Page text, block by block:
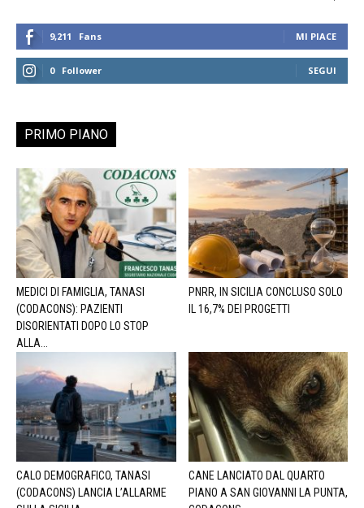
9,211 Fans MI PIACE
0 Follower SEGUI
PRIMO PIANO
MEDICI DI FAMIGLIA, TANASI
(CODACONS): PAZIENTI
DISORIENTATI DOPO LO STOP
ALLA...
PNRR, IN SICILIA CONCLUSO SOLO
IL 16,7% DEI PROGETTI
CALO DEMOGRAFICO, TANASI
(CODACONS) LANCIA L’ALLARME
CANE LANCIATO DAL QUARTO
PIANO A SAN GIOVANNI LA PUNTA,